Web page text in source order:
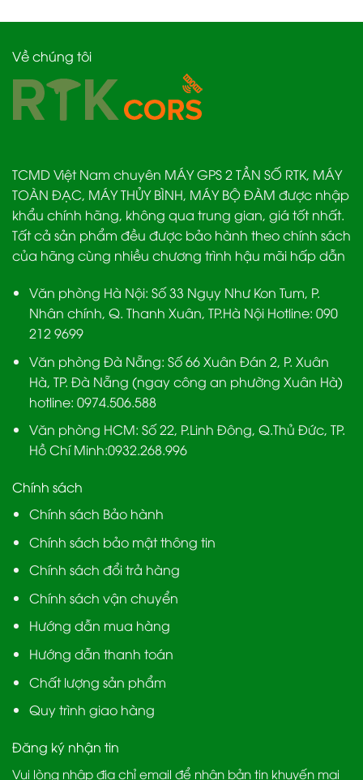
Về chúng tôi
TCMD Việt Nam chuyên MÁY GPS 2 TẦN SỐ RTK, MÁY
TOÀN ĐẠC, MÁY THỦY BÌNH, MÁY BỘ ĐÀM được nhập
khẩu chính hãng, không qua trung gian, giá tốt nhất.
Tất cả sản phẩm đều được bảo hành theo chính sách
của hãng cùng nhiều chương trình hậu mãi hấp dẫn
Văn phòng Hà Nội: Số 33 Ngụy Như Kon Tum, P.
Nhân chính, Q. Thanh Xuân, TP.Hà Nội Hotline: 090
212 9699
Văn phòng Đà Nẵng: Số 66 Xuân Đán 2, P. Xuân
Hà, TP. Đà Nẵng (ngay công an phường Xuân Hà)
hotline: 0974.506.588
Văn phòng HCM: Số 22, P.Linh Đông, Q.Thủ Đức, TP.
Hồ Chí Minh:0932.268.996
Chính sách
Chính sách Bảo hành
Chính sách bảo mật thông tin
Chính sách đổi trả hàng
Chính sách vận chuyển
Hướng dẫn mua hàng
Hướng dẫn thanh toán
Chất lượng sản phẩm
Quy trình giao hàng
Đăng ký nhận tin
Vui lòng nhập địa chỉ email để nhận bản tin khuyến mại